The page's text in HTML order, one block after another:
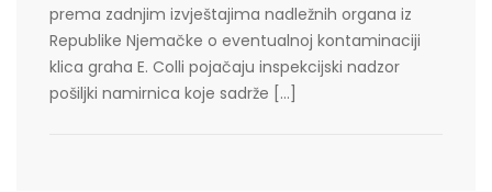
prema zadnjim izvještajima nadležnih organa iz
Republike Njemačke o eventualnoj kontaminaciji
klica graha E. Colli pojačaju inspekcijski nadzor
pošiljki namirnica koje sadrže […]